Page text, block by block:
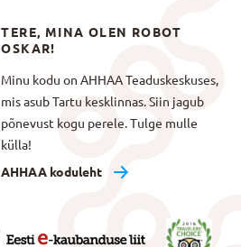
TERE, MINA OLEN ROBOT
OSKAR!
Minu kodu on AHHAA Teaduskeskuses,
mis asub Tartu kesklinnas. Siin jagub
põnevust kogu perele. Tulge mulle
külla!
AHHAA koduleht